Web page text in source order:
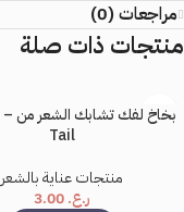
مراجعات (0)
منتجات ذات صلة
Tail
منتجات عناية بالشعر
ر.ع.